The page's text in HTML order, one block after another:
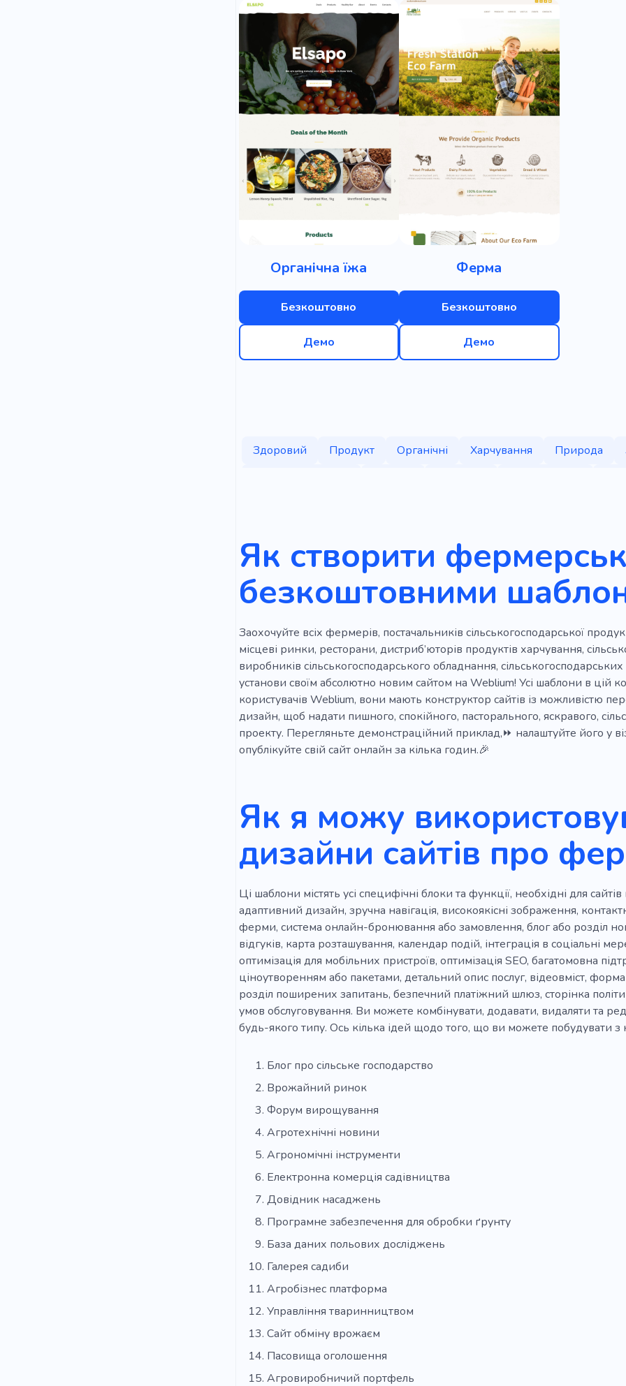
Органічна їжа
Безкоштовно
Демо
Ферма
Безкоштовно
Демо
Здоровий Продукт Органічні Харчування Природа
Посадка дерев
Бруд Трава Стрижка газону
Зелений
Електронна комерція
Біографія Місцевий Смачний
Приготування їжі
Матча Тютюн Фабрика Бренд
Стійкий
Інноваційність Добриво Здорове харчування
Догляд за зеленими насадженнями
Чистий сад
Садівництво
Автополив газону
Біорізноманіття Очищення
Еко-
Стихійне лихо
Переробка
Як створити
безкоштовними
Заохочуйте всіх фермерів, постачальників сільськогосподарської
місцеві ринки, ресторани, дистриб’юторів продуктів харчування,
виробників сільськогосподарського обладнання,
установи своїм абсолютно новим сайтом на Weblium! Усі шаблони в цій
користувачів Weblium, вони мають конструктор сайтів із можливістю
дизайн, щоб надати пишного, спокійного, пасторального, яскравого,
проекту. Перегляньте демонстраційний приклад,⏩ налаштуйте його у
опублікуйте свій сайт онлайн за кілька годин.🎉
Як я можу
дизайни сайтів про
Ці шаблони містять усі специфічні блоки та функції, необхідні для
адаптивний дизайн, зручна навігація, високоякісні зображення,
ферми, система онлайн-бронювання або замовлення, блог або розділ
відгуків, карта розташування, календар подій, інтеграція в соціальні
оптимізація для мобільних пристроїв, оптимізація SEO, багатомовна
ціноутворенням або пакетами, детальний опис послуг, відеовміст,
розділ поширених запитань, безпечний платіжний шлюз, сторінка
умов обслуговування. Ви можете комбінувати, додавати, видаляти та
будь-якого типу. Ось кілька ідей щодо того, що ви можете побудувати з
Блог про сільське господарство
Врожайний ринок
Форум вирощування
Агротехнічні новини
Агрономічні інструменти
Електронна комерція садівництва
Довідник насаджень
Програмне забезпечення для обробки ґрунту
База даних польових досліджень
Галерея садиби
Агробізнес платформа
Управління тваринництвом
Сайт обміну врожаєм
Пасовища оголошення
Агровиробничий портфель